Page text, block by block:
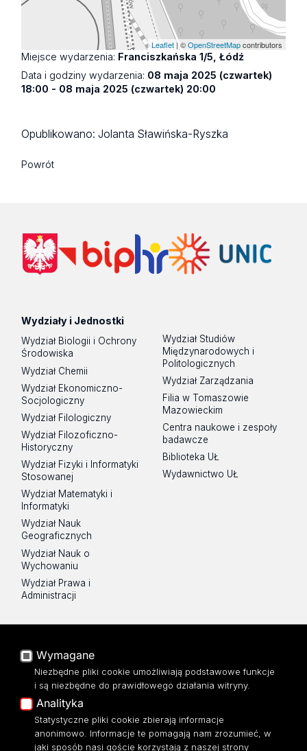
Leaflet| ©OpenStreetMapcontributors
Miejsce wydarzenia: Franciszkańska 1/5, Łódź
Data i godziny wydarzenia: 08 maja 2025 (czwartek)
18:00 - 08 maja 2025 (czwartek) 20:00
Opublikowano:Jolanta Sławińska-Ryszka
Powrót
Wydziały i Jednostki
Wydział Biologii i Ochrony
Środowiska
Wydział Chemii
Wydział Ekonomiczno-
Socjologiczny
Wydział Filologiczny
Wydział Filozoficzno-
Historyczny
Wydział Fizyki i Informatyki
Stosowanej
Wydział Matematyki i
Informatyki
Wydział Nauk
Geograficznych
Wydział Nauk o
Wychowaniu
Wydział Prawa i
Administracji
Wydział Studiów
Międzynarodowych i
Politologicznych
Wydział Zarządzania
Filia w Tomaszowie
Mazowieckim
Centra naukowe i zespoły
badawcze
Biblioteka UŁ
Wydawnictwo UŁ
Poczta UŁ
USOSWeb
Portal Pracowniczy
Baza Aktów Własnych
Platforma e-learningowa
Moodle
Wymagane
Niezbędne pliki cookie umożliwiają podstawowe funkcje
i są niezbędne do prawidłowego działania witryny.
Analityka
Statystyczne pliki cookie zbierają informacje
anonimowo. Informacje te pomagają nam zrozumieć, w
jaki sposób nasi goście korzystają z naszej strony